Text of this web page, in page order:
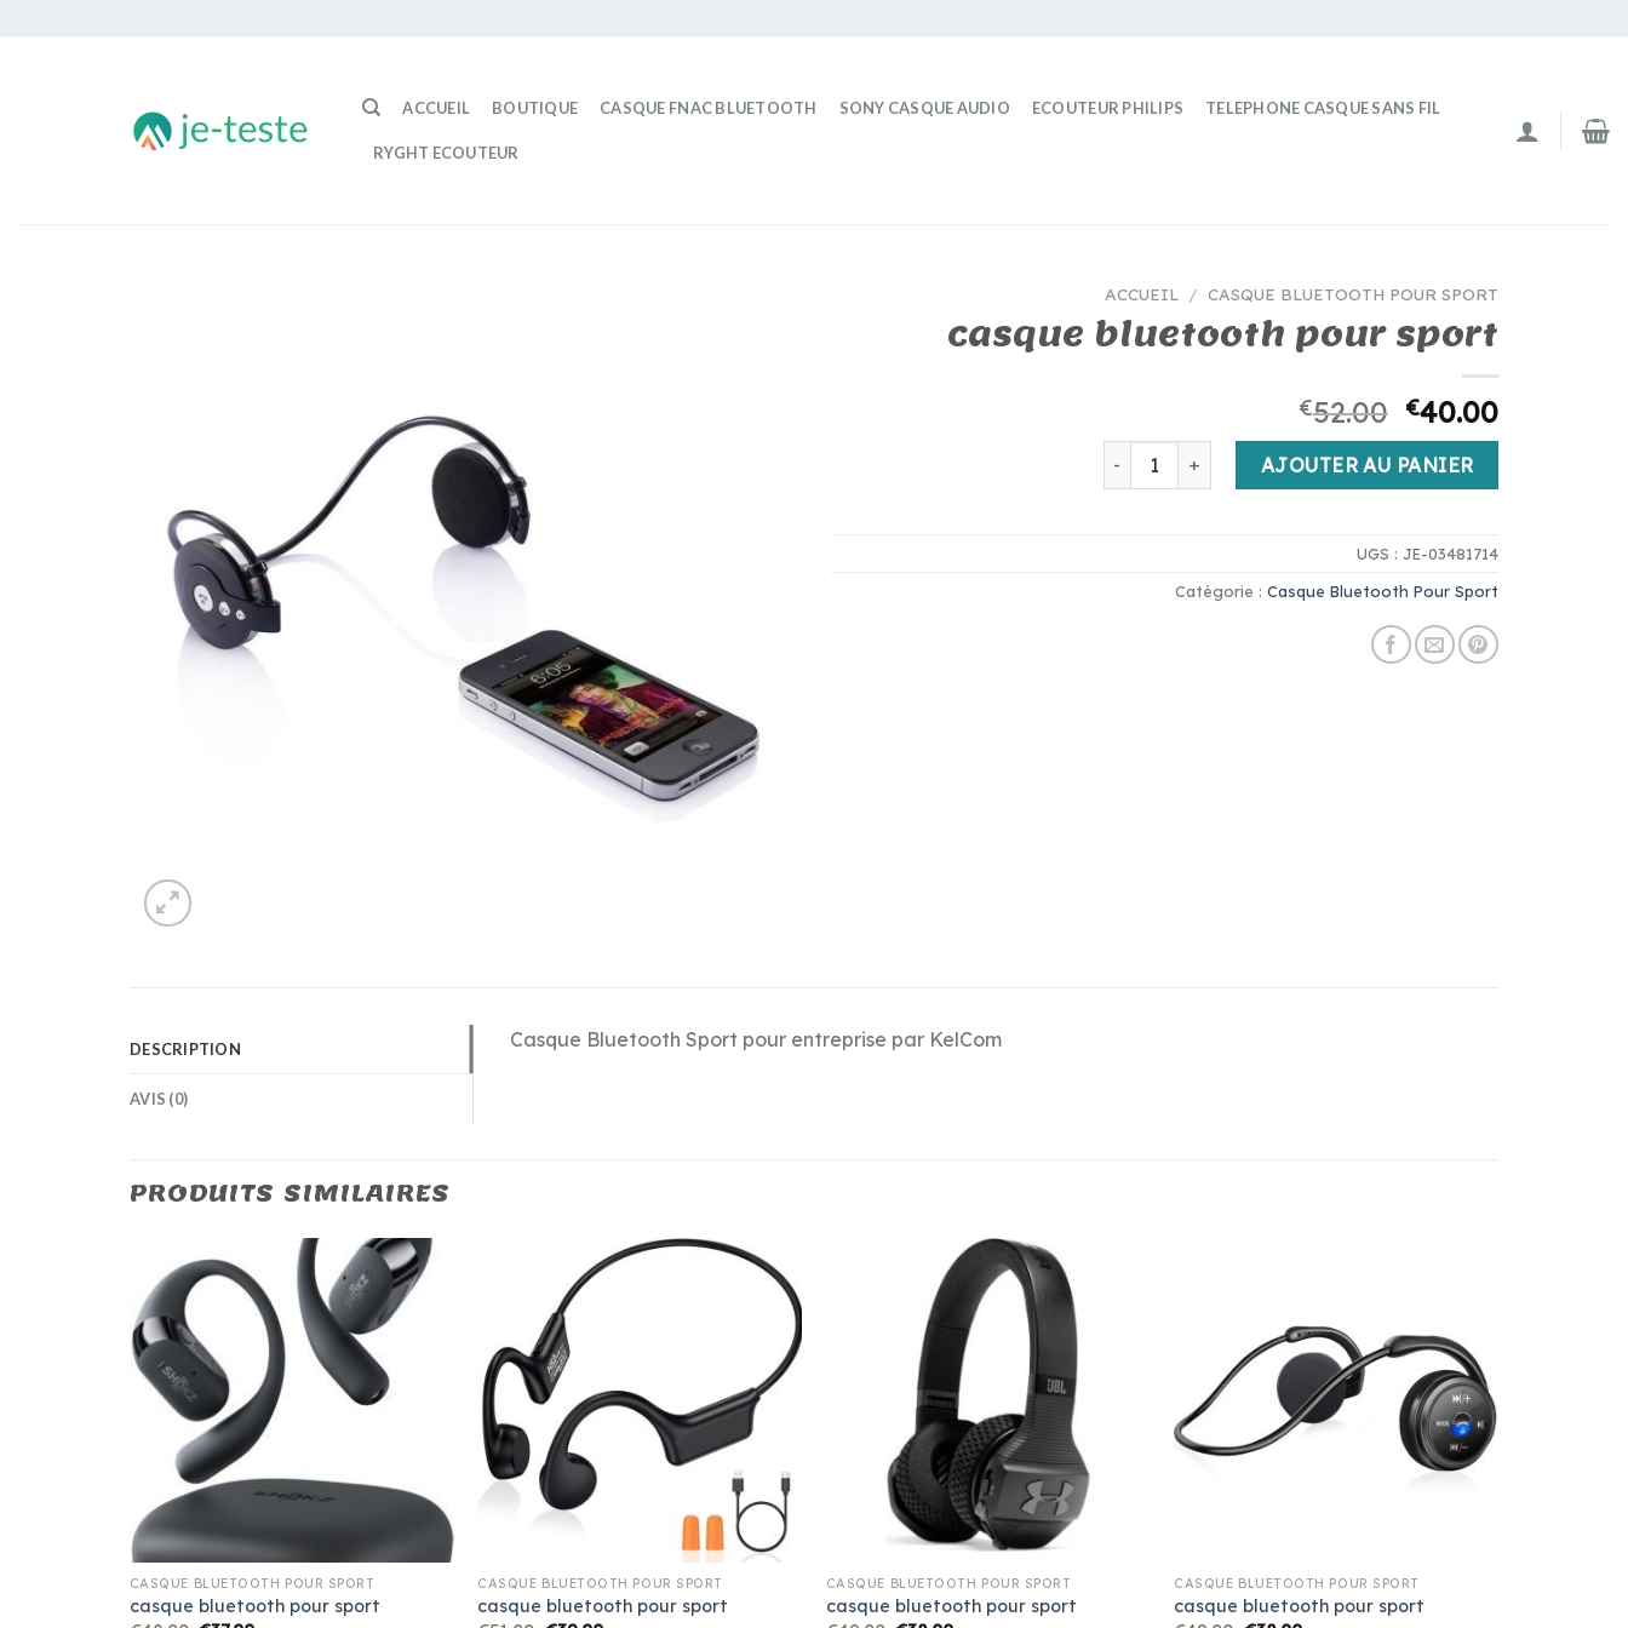
ACCUEIL BOUTIQUE CASQUE FNAC BLUETOOTH SONY CASQUE AUDIO ECOUTEUR PHILIPS TELEPHONE CASQUE SANS FIL
RYGHT ECOUTEUR
ACCUEIL / CASQUE BLUETOOTH POUR SPORT
casque bluetooth pour sport
€52.00 €40.00
quantité de casque bluetooth pour sport
AJOUTER AU PANIER
UGS : JE-03481714
Catégorie : Casque Bluetooth Pour Sport
DESCRIPTION
AVIS (0)
Casque Bluetooth Sport pour entreprise par KelCom
PRODUITS SIMILAIRES
CASQUE BLUETOOTH POUR SPORT
casque bluetooth pour sport
CASQUE BLUETOOTH POUR SPORT
casque bluetooth pour sport
CASQUE BLUETOOTH POUR SPORT
casque bluetooth pour sport
CASQUE BLUETOOTH POUR SPORT
casque bluetooth pour sport